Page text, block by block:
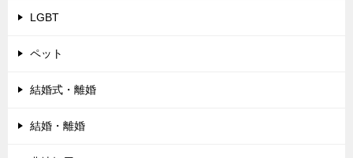
LGBT
ペット
結婚式・離婚
結婚・離婚